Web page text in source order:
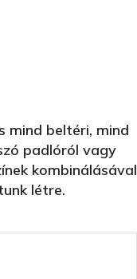
mind beltéri, mind
padlóról vagy
kombinálásával
létre.